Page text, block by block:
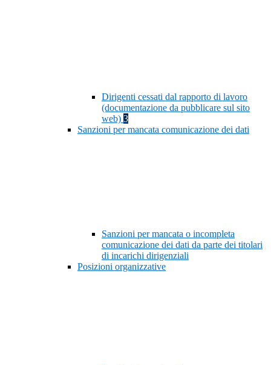
Dirigenti cessati dal rapporto di lavoro
(documentazione da pubblicare sul sito
web) 3
Sanzioni per mancata comunicazione dei dati
Sanzioni per mancata o incompleta
comunicazione dei dati da parte dei titolari
di incarichi dirigenziali
Posizioni organizzative